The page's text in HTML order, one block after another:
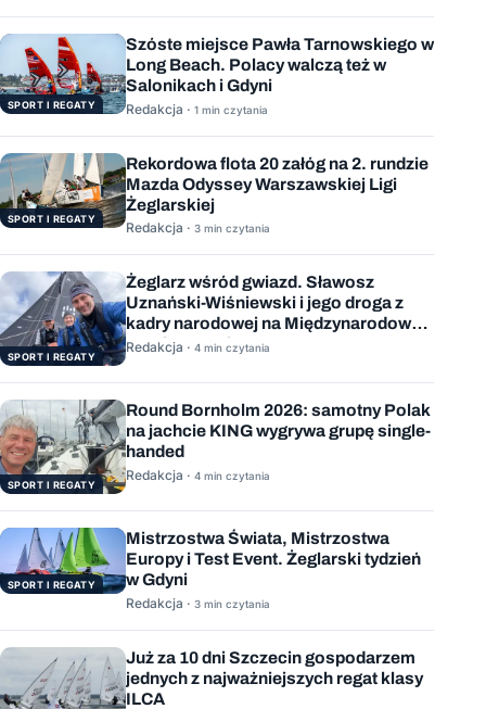
SPORT I REGATY
Szóste miejsce Pawła Tarnowskiego w
Long Beach. Polacy walczą też w
Salonikach i Gdyni
Redakcja · 1 min czytania
SPORT I REGATY
Rekordowa flota 20 załóg na 2. rundzie
Mazda Odyssey Warszawskiej Ligi
Żeglarskiej
Redakcja · 3 min czytania
SPORT I REGATY
Żeglarz wśród gwiazd. Sławosz
Uznański-Wiśniewski i jego droga z
kadry narodowej na Międzynarodową
Stację Kosmiczną
Redakcja · 4 min czytania
SPORT I REGATY
Round Bornholm 2026: samotny Polak
na jachcie KING wygrywa grupę single-
handed
Redakcja · 4 min czytania
SPORT I REGATY
Mistrzostwa Świata, Mistrzostwa
Europy i Test Event. Żeglarski tydzień
w Gdyni
Redakcja · 3 min czytania
Już za 10 dni Szczecin gospodarzem
jednych z najważniejszych regat klasy
ILCA